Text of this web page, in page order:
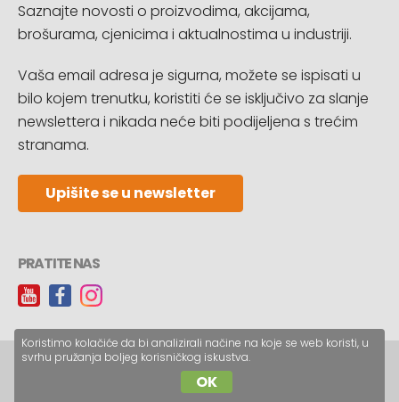
Saznajte novosti o proizvodima, akcijama,
brošurama, cjenicima i aktualnostima u industriji.
Vaša email adresa je sigurna, možete se ispisati u
bilo kojem trenutku, koristiti će se isključivo za slanje
newslettera i nikada neće biti podijeljena s trećim
stranama.
Upišite se u newsletter
PRATITE NAS
Copyright © CopyReklam d.o.o.
Koristimo kolačiće da bi analizirali načine na koje se web koristi, u
svrhu pružanja boljeg korisničkog iskustva.
OK